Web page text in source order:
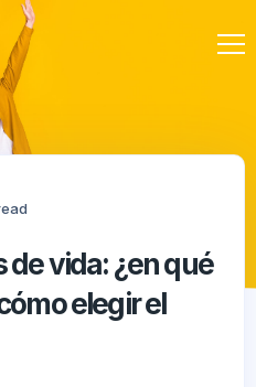
oferta
de vida: ¿en qué
elegir el